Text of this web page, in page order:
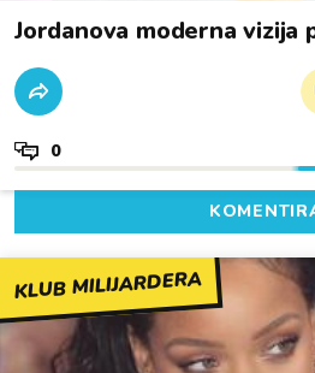
Jordanova moderna vizija
0
KLUB MILIJARDERA